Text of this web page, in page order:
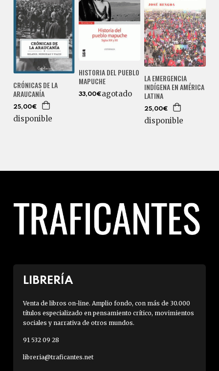
CRÓNICAS DE LA
ARAUCANÍA
25,00€
disponible
HISTORIA DEL PUEBLO
MAPUCHE
33,00€agotado
LA EMERGENCIA
INDÍGENA EN AMÉRICA
LATINA
25,00€
disponible
LIBRERÍA
Venta de libros on-line. Amplio fondo, con más de 30.000
títulos especializado en pensamiento crítico, movimientos
sociales y narrativa de otros mundos.
91 532 09 28
libreria@traficantes.net